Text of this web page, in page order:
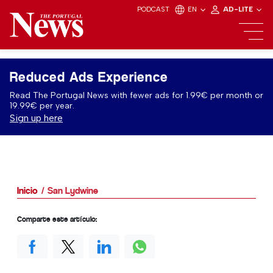
PODCAST EN AD-LITE
Reduced Ads Experience
Read The Portugal News with fewer ads for 1.99€ per month or
19.99€ per year.
Sign up here
Inicio San Lydwine
Comparte este artículo: